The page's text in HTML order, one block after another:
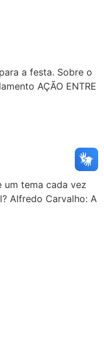
a festa. Sobre o
AÇÃO ENTRE
um tema cada vez
Alfredo Carvalho: A